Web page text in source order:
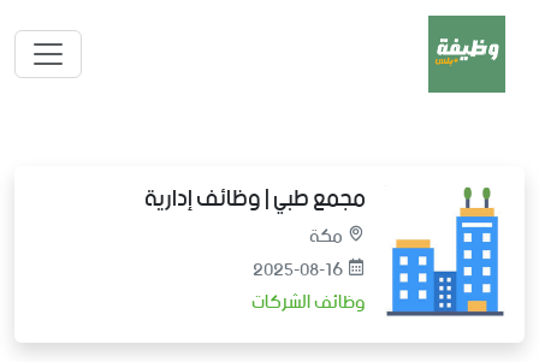
مجمع طبي | وظائف إدارية
مكة
2025-08-16
وظائف الشركات